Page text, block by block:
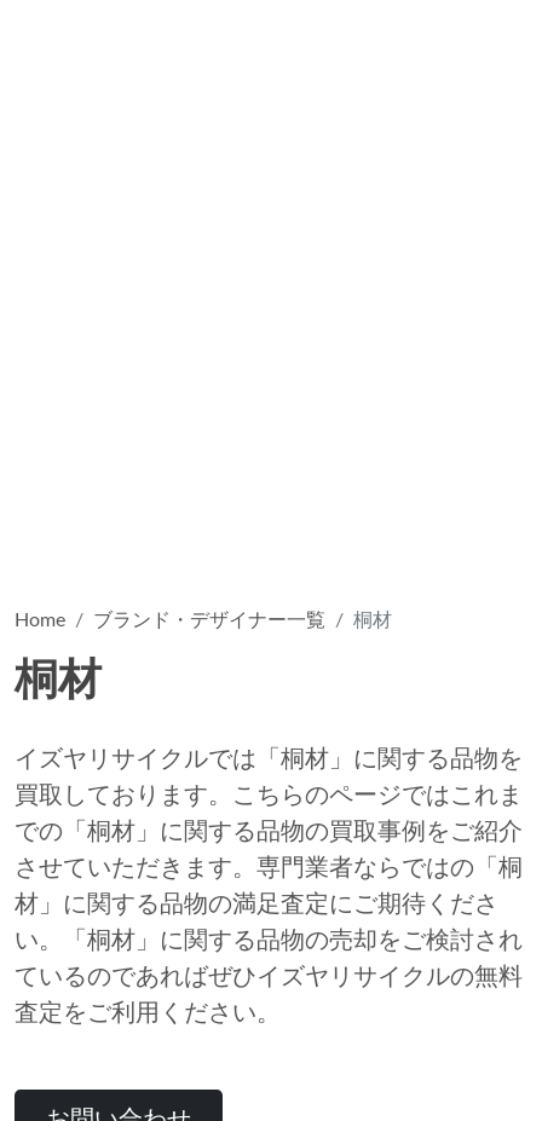
Home ブランド・デザイナー一覧 桐材
桐材
イズヤリサイクルでは「桐材」に関する品物を
買取しております。こちらのページではこれま
での「桐材」に関する品物の買取事例をご紹介
させていただきます。専門業者ならではの「桐
材」に関する品物の満足査定にご期待くださ
い。「桐材」に関する品物の売却をご検討され
ているのであればぜひイズヤリサイクルの無料
査定をご利用ください。